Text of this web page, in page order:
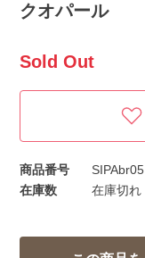
クオパール
Sold Out
商品番号
SIPAbr05
在庫数
在庫切れ